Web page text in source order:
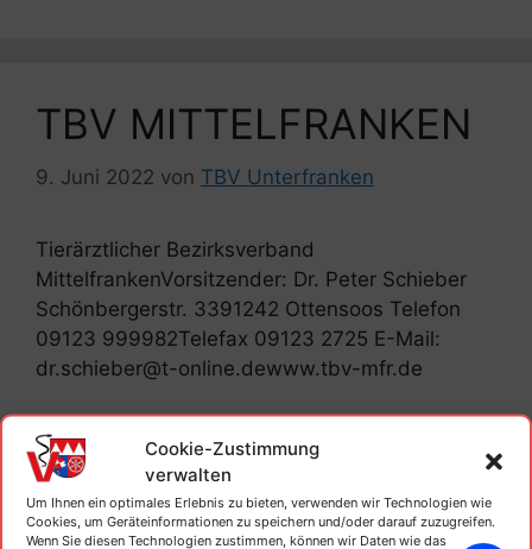
Cookie-Zustimmung
verwalten
Um Ihnen ein optimales Erlebnis zu bieten, verwenden wir Technologien wie
Cookies, um Geräteinformationen zu speichern und/oder darauf zuzugreifen.
Wenn Sie diesen Technologien zustimmen, können wir Daten wie das
TBV MITTELFRANKEN
9. Juni 2022 von TBV Unterfranken
Tierärztlicher Bezirksverband
MittelfrankenVorsitzender: Dr. Peter Schieber
Schönbergerstr. 3391242 Ottensoos Telefon
09123 999982Telefax 09123 2725 E-Mail:
dr.schieber@t-online.dewww.tbv-mfr.de
Kategorien
Tierärztliche Bezirksverbände